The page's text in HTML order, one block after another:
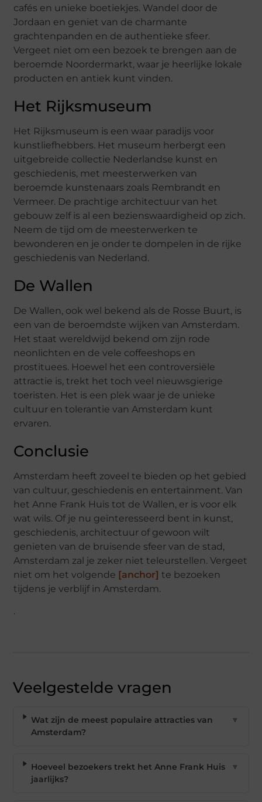
cafés en unieke boetiekjes. Wandel door de
Jordaan en geniet van de charmante
grachtenpanden en de authentieke sfeer.
Vergeet niet om een bezoek te brengen aan de
beroemde Noordermarkt, waar je heerlijke lokale
producten en antiek kunt vinden.
Het Rijksmuseum
Het Rijksmuseum is een waar paradijs voor
kunstliefhebbers. Het museum herbergt een
uitgebreide collectie Nederlandse kunst en
geschiedenis, met meesterwerken van
beroemde kunstenaars zoals Rembrandt en
Vermeer. De prachtige architectuur van het
gebouw zelf is al een bezienswaardigheid op zich.
Neem de tijd om de meesterwerken te
bewonderen en je onder te dompelen in de rijke
geschiedenis van Nederland.
De Wallen
De Wallen, ook wel bekend als de Rosse Buurt, is
een van de beroemdste wijken van Amsterdam.
Het staat wereldwijd bekend om zijn rode
neonlichten en de vele coffeeshops en
prostituees. Hoewel het een controversiële
attractie is, trekt het toch veel nieuwsgierige
toeristen. Het is een plek waar je de unieke
cultuur en tolerantie van Amsterdam kunt
ervaren.
Conclusie
Amsterdam heeft zoveel te bieden op het gebied
van cultuur, geschiedenis en entertainment. Van
het Anne Frank Huis tot de Wallen, er is voor elk
wat wils. Of je nu geïnteresseerd bent in kunst,
geschiedenis, architectuur of gewoon wilt
genieten van de bruisende sfeer van de stad,
Amsterdam zal je zeker niet teleurstellen. Vergeet
niet om het volgende [anchor] te bezoeken
tijdens je verblijf in Amsterdam.
.
Veelgestelde vragen
Wat zijn de meest populaire attracties van
Amsterdam?
▼
Hoeveel bezoekers trekt het Anne Frank Huis
jaarlijks?
▼